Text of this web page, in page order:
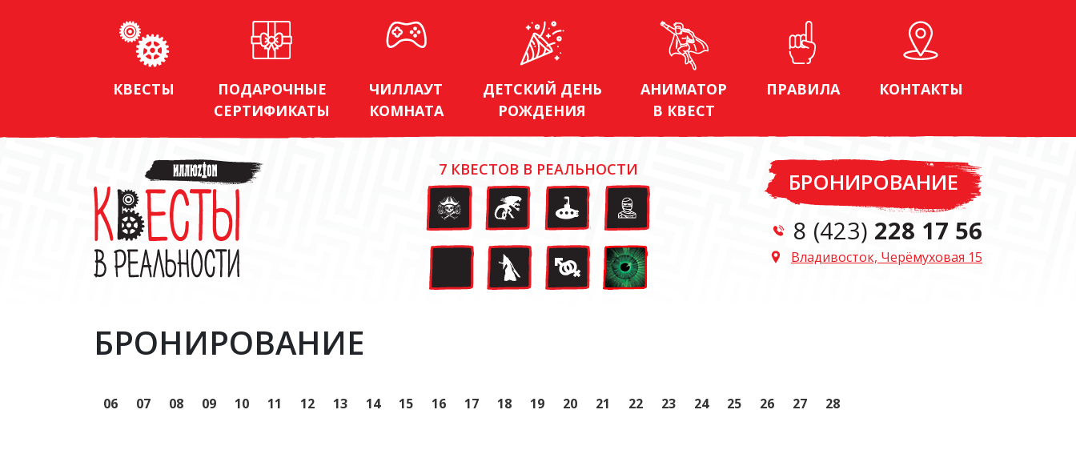
КВЕСТЫ
ПОДАРОЧНЫЕ
СЕРТИФИКАТЫ
ЧИЛЛАУТ
КОМНАТА
ДЕТСКИЙ ДЕНЬ
РОЖДЕНИЯ
АНИМАТОР
В КВЕСТ
ПРАВИЛА КОНТАКТЫ
7 КВЕСТОВ В РЕАЛЬНОСТИ БРОНИРОВАНИЕ
8 (423) 228 17 56
Владивосток, Черёмуховая 15
БРОНИРОВАНИЕ
06 07 08 09 10 11 12 13 14 15 16 17 18 19 20 21 22 23 24 25 26 27 28